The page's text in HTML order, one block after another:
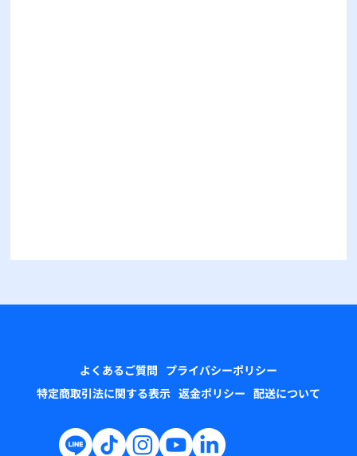
よくあるご質問 プライバシーポリシー
特定商取引法に関する表示 返金ポリシー 配送について